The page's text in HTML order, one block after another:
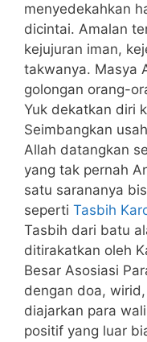
menyedekahkan
dicintai. Amalan
kejujuran iman,
takwanya. Masya
golongan orang-
Yuk dekatkan diri
Seimbangkan
Allah datangkan
yang tak pernah
satu sarananya
seperti Tasbih
Tasbih dari batu
ditirakatkan oleh
Besar Asosiasi
dengan doa,
diajarkan para
positif yang luar